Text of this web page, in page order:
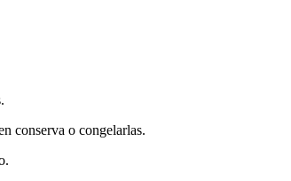
conserva o congelarlas.